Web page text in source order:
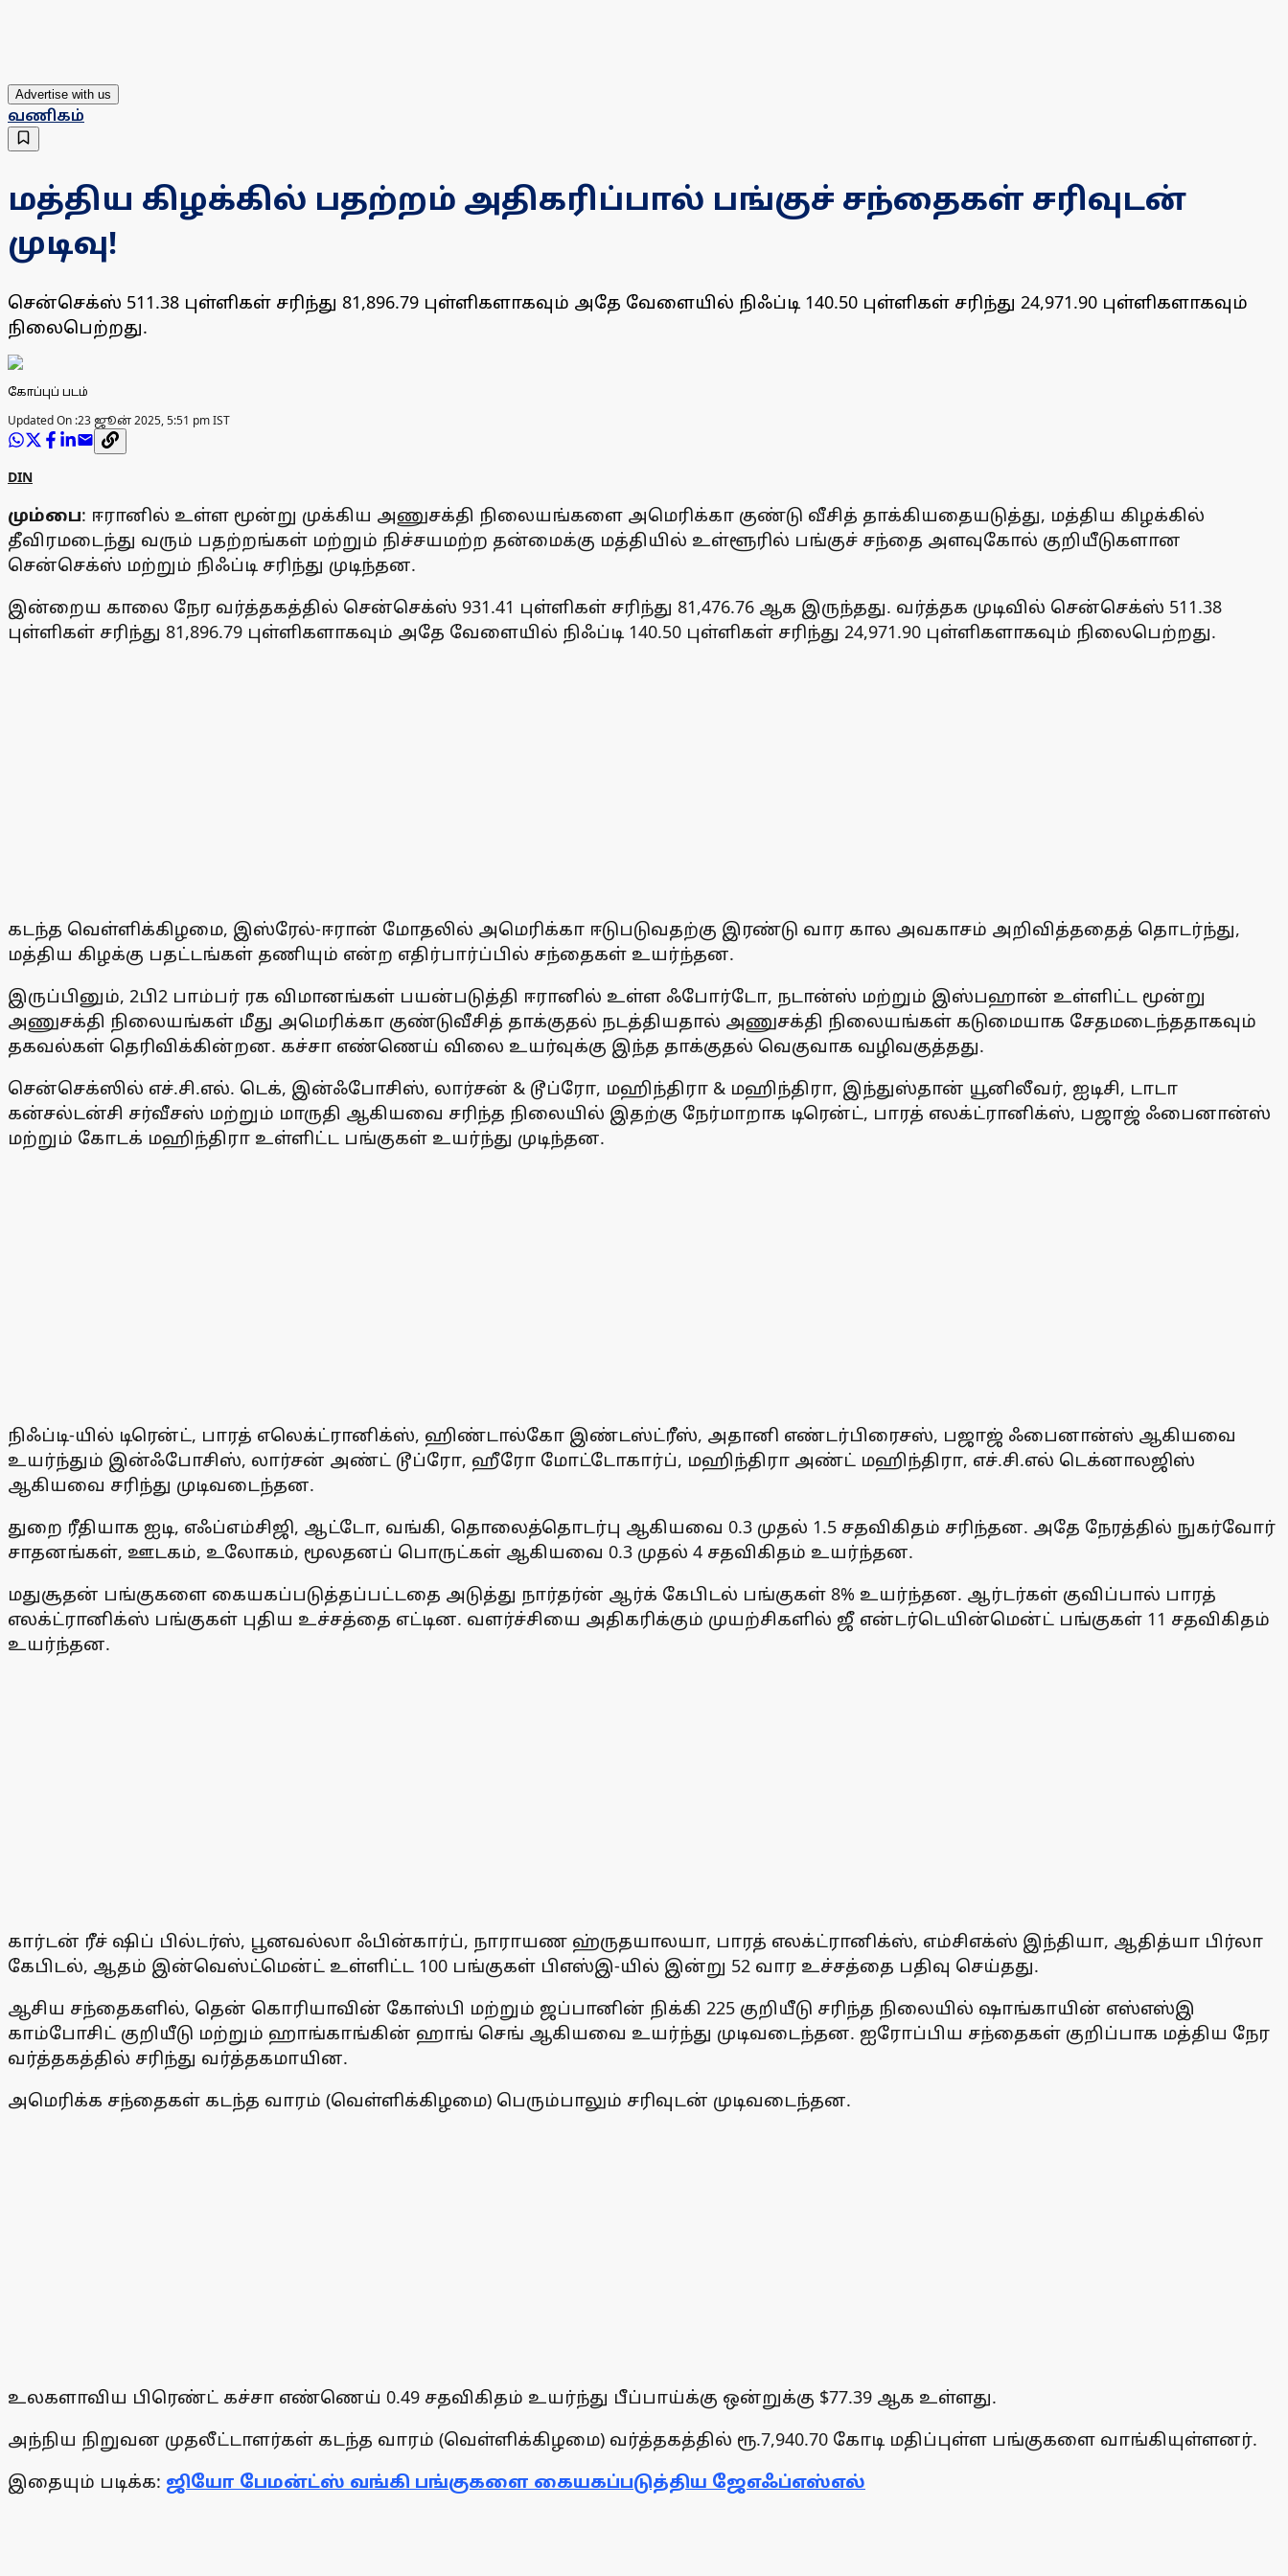
Advertise with us
வணிகம்
மத்திய கிழக்கில் பதற்றம் அதிகரிப்பால் பங்குச் சந்தைகள் சரிவுடன்
முடிவு!
சென்செக்ஸ் 511.38 புள்ளிகள் சரிந்து 81,896.79 புள்ளிகளாகவும் அதே வேளையில் நிஃப்டி 140.50 புள்ளிகள் சரிந்து 24,971.90 புள்ளிகளாகவும்
நிலைபெற்றது.
கோப்புப் படம்
Updated On :23 ஜூன் 2025, 5:51 pm IST
DIN
மும்பை: ஈரானில் உள்ள மூன்று முக்கிய அணுசக்தி நிலையங்களை அமெரிக்கா குண்டு வீசித் தாக்கியதையடுத்து, மத்திய கிழக்கில்
தீவிரமடைந்து வரும் பதற்றங்கள் மற்றும் நிச்சயமற்ற தன்மைக்கு மத்தியில் உள்ளூரில் பங்குச் சந்தை அளவுகோல் குறியீடுகளான
சென்செக்ஸ் மற்றும் நிஃப்டி சரிந்து முடிந்தன.
இன்றைய காலை நேர வர்த்தகத்தில் சென்செக்ஸ் 931.41 புள்ளிகள் சரிந்து 81,476.76 ஆக இருந்தது. வர்த்தக முடிவில் சென்செக்ஸ் 511.38
புள்ளிகள் சரிந்து 81,896.79 புள்ளிகளாகவும் அதே வேளையில் நிஃப்டி 140.50 புள்ளிகள் சரிந்து 24,971.90 புள்ளிகளாகவும் நிலைபெற்றது.
கடந்த வெள்ளிக்கிழமை, இஸ்ரேல்-ஈரான் மோதலில் அமெரிக்கா ஈடுபடுவதற்கு இரண்டு வார கால அவகாசம் அறிவித்ததைத் தொடர்ந்து,
மத்திய கிழக்கு பதட்டங்கள் தணியும் என்ற எதிர்பார்ப்பில் சந்தைகள் உயர்ந்தன.
இருப்பினும், 2பி2 பாம்பர் ரக விமானங்கள் பயன்படுத்தி ஈரானில் உள்ள ஃபோர்டோ, நடான்ஸ் மற்றும் இஸ்பஹான் உள்ளிட்ட மூன்று
அணுசக்தி நிலையங்கள் மீது அமெரிக்கா குண்டுவீசித் தாக்குதல் நடத்தியதால் அணுசக்தி நிலையங்கள் கடுமையாக சேதமடைந்ததாகவும்
தகவல்கள் தெரிவிக்கின்றன. கச்சா எண்ணெய் விலை உயர்வுக்கு இந்த தாக்குதல் வெகுவாக வழிவகுத்தது.
சென்செக்ஸில் எச்.சி.எல். டெக், இன்ஃபோசிஸ், லார்சன் & டூப்ரோ, மஹிந்திரா & மஹிந்திரா, இந்துஸ்தான் யூனிலீவர், ஐடிசி, டாடா
கன்சல்டன்சி சர்வீசஸ் மற்றும் மாருதி ஆகியவை சரிந்த நிலையில் இதற்கு நேர்மாறாக டிரென்ட், பாரத் எலக்ட்ரானிக்ஸ், பஜாஜ் ஃபைனான்ஸ்
மற்றும் கோடக் மஹிந்திரா உள்ளிட்ட பங்குகள் உயர்ந்து முடிந்தன.
நிஃப்டி-யில் டிரென்ட், பாரத் எலெக்ட்ரானிக்ஸ், ஹிண்டால்கோ இண்டஸ்ட்ரீஸ், அதானி எண்டர்பிரைசஸ், பஜாஜ் ஃபைனான்ஸ் ஆகியவை
உயர்ந்தும் இன்ஃபோசிஸ், லார்சன் அண்ட் டூப்ரோ, ஹீரோ மோட்டோகார்ப், மஹிந்திரா அண்ட் மஹிந்திரா, எச்.சி.எல் டெக்னாலஜிஸ்
ஆகியவை சரிந்து முடிவடைந்தன.
துறை ரீதியாக ஐடி, எஃப்எம்சிஜி, ஆட்டோ, வங்கி, தொலைத்தொடர்பு ஆகியவை 0.3 முதல் 1.5 சதவிகிதம் சரிந்தன. அதே நேரத்தில் நுகர்வோர்
சாதனங்கள், ஊடகம், உலோகம், மூலதனப் பொருட்கள் ஆகியவை 0.3 முதல் 4 சதவிகிதம் உயர்ந்தன.
மதுசூதன் பங்குகளை கையகப்படுத்தப்பட்டதை அடுத்து நார்தர்ன் ஆர்க் கேபிடல் பங்குகள் 8% உயர்ந்தன. ஆர்டர்கள் குவிப்பால் பாரத்
எலக்ட்ரானிக்ஸ் பங்குகள் புதிய உச்சத்தை எட்டின. வளர்ச்சியை அதிகரிக்கும் முயற்சிகளில் ஜீ என்டர்டெயின்மென்ட் பங்குகள் 11 சதவிகிதம்
உயர்ந்தன.
கார்டன் ரீச் ஷிப் பில்டர்ஸ், பூனவல்லா ஃபின்கார்ப், நாராயண ஹ்ருதயாலயா, பாரத் எலக்ட்ரானிக்ஸ், எம்சிஎக்ஸ் இந்தியா, ஆதித்யா பிர்லா
கேபிடல், ஆதம் இன்வெஸ்ட்மென்ட் உள்ளிட்ட 100 பங்குகள் பிஎஸ்இ-யில் இன்று 52 வார உச்சத்தை பதிவு செய்தது.
ஆசிய சந்தைகளில், தென் கொரியாவின் கோஸ்பி மற்றும் ஜப்பானின் நிக்கி 225 குறியீடு சரிந்த நிலையில் ஷாங்காயின் எஸ்எஸ்இ
காம்போசிட் குறியீடு மற்றும் ஹாங்காங்கின் ஹாங் செங் ஆகியவை உயர்ந்து முடிவடைந்தன. ஐரோப்பிய சந்தைகள் குறிப்பாக மத்திய நேர
வர்த்தகத்தில் சரிந்து வர்த்தகமாயின.
அமெரிக்க சந்தைகள் கடந்த வாரம் (வெள்ளிக்கிழமை) பெரும்பாலும் சரிவுடன் முடிவடைந்தன.
உலகளாவிய பிரெண்ட் கச்சா எண்ணெய் 0.49 சதவிகிதம் உயர்ந்து பீப்பாய்க்கு ஒன்றுக்கு $77.39 ஆக உள்ளது.
அந்நிய நிறுவன முதலீட்டாளர்கள் கடந்த வாரம் (வெள்ளிக்கிழமை) வர்த்தகத்தில் ரூ.7,940.70 கோடி மதிப்புள்ள பங்குகளை வாங்கியுள்ளனர்.
இதையும் படிக்க: ஜியோ பேமன்ட்ஸ் வங்கி பங்குகளை கையகப்படுத்திய ஜேஎஃப்எஸ்எல்